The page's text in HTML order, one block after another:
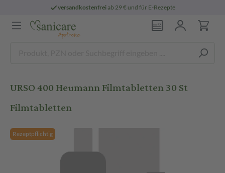
versandkostenfreiab 29 € und für E-Rezepte
URSO 400 Heumann Filmtabletten 30 St
Filmtabletten
Rezeptpflichtig